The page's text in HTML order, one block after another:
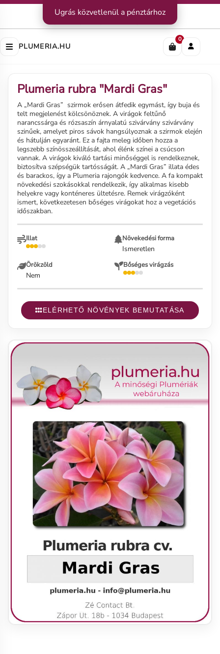
Kapcsolat|Szállítás|Fizetési módok
PLUMERIA.HU
0
Plumeria rubra "Mardi Gras"
A „Mardi Gras” szirmok erősen átfedik egymást, így buja és
telt megjelenést kölcsönöznek. A virágok feltűnő
narancssárga és rózsaszín árnyalatú szivárvány szivárvány
szinűek, amelyet piros sávok hangsúlyoznak a szirmok elején
és hátulján egyaránt. Ez a fajta meleg időben hozza a
legszebb színösszeállítását, ahol élénk színei a csúcson
vannak. A virágok kiváló tartási minőséggel is rendelkeznek,
biztosítva szépségük tartósságát. A „Mardi Gras” illata édes
és barackos, így a Plumeria rajongók kedvence. A fa kompakt
növekedési szokásokkal rendelkezik, így alkalmas kisebb
helyekre vagy konténeres ültetésre. Remek virágzóként
ismert, következetesen bőséges virágokat hoz a vegetációs
időszakban.
Illat Növekedési forma
Ismeretlen
Örökzöld
Nem
Bőséges virágzás
ELÉRHETŐ NÖVÉNYEK BEMUTATÁSA
Ugrás közvetlenül a pénztárhoz